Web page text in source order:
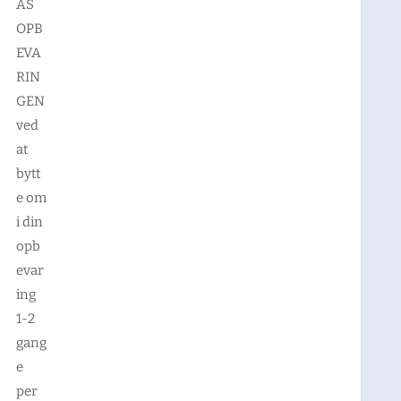
AS
OPB
EVA
RIN
GEN
ved
at
bytt
e om
i din
opb
evar
ing
1-2
gang
e
per